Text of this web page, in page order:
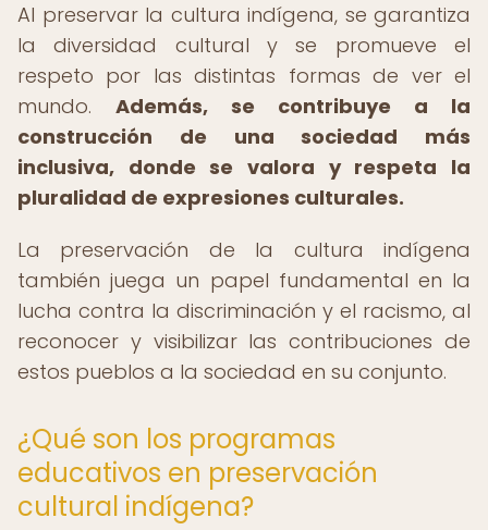
Al preservar la cultura indígena, se garantiza
la diversidad cultural y se promueve el
respeto por las distintas formas de ver el
mundo. Además, se contribuye a la
construcción de una sociedad más
inclusiva, donde se valora y respeta la
pluralidad de expresiones culturales.
La preservación de la cultura indígena
también juega un papel fundamental en la
lucha contra la discriminación y el racismo, al
reconocer y visibilizar las contribuciones de
estos pueblos a la sociedad en su conjunto.
¿Qué son los programas
educativos en preservación
cultural indígena?